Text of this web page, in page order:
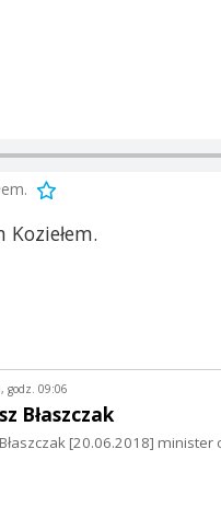
Koziełem.
godz. 09:06
Błaszczak
[20.06.2018]